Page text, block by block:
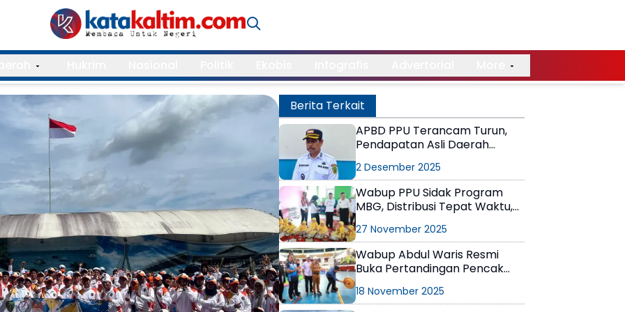
Berita Terkait
APBD PPU Terancam Turun,
Pendapatan Asli Daerah
2 Desember 2025
Wabup PPU Sidak Program
MBG, Distribusi Tepat Waktu,
27 November 2025
Wabup Abdul Waris Resmi
Buka Pertandingan Pencak
18 November 2025